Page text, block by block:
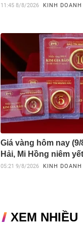
11:45 8/8/2026 KINH DOANH
Giá vàng hôm nay
Hải, Mi Hồng niêm
05:21 9/8/2026 KINH DOANH
XEM NHIỀU